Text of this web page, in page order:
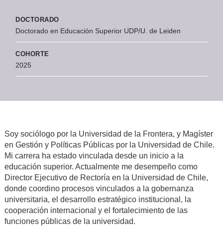
DOCTORADO
Doctorado en Educación Superior UDP/U. de Leiden
COHORTE
2025
Soy sociólogo por la Universidad de la Frontera, y Magíster
en Gestión y Políticas Públicas por la Universidad de Chile.
Mi carrera ha estado vinculada desde un inicio a la
educación superior. Actualmente me desempeño como
Director Ejecutivo de Rectoría en la Universidad de Chile,
donde coordino procesos vinculados a la gobernanza
universitaria, el desarrollo estratégico institucional, la
cooperación internacional y el fortalecimiento de las
funciones públicas de la universidad.